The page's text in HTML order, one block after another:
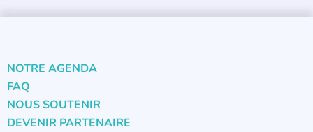
NOTRE AGENDA
FAQ
NOUS SOUTENIR
DEVENIR PARTENAIRE